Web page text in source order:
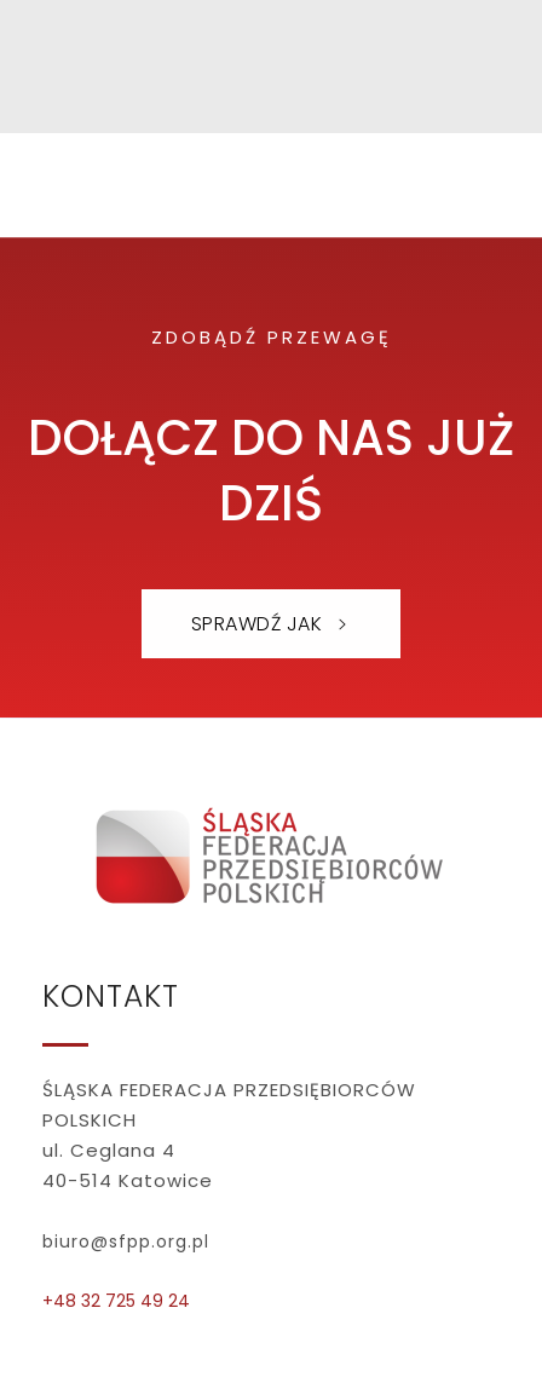
ZDOBĄDŹ PRZEWAGĘ
DOŁĄCZ DO NAS JUŻ
DZIŚ
SPRAWDŹ JAK
KONTAKT
ŚLĄSKA FEDERACJA PRZEDSIĘBIORCÓW
POLSKICH
ul. Ceglana 4
40-514 Katowice
biuro@sfpp.org.pl
+48 32 725 49 24